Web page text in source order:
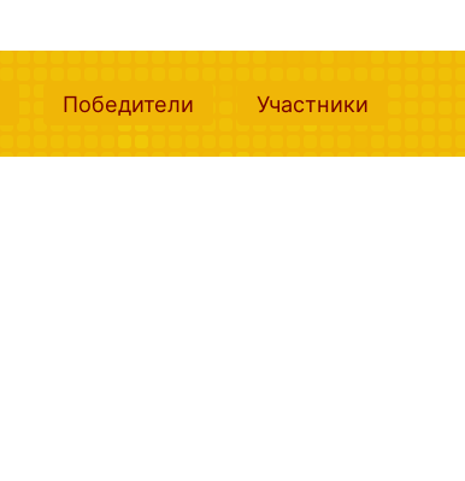
(current)Победители (current)Участники